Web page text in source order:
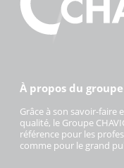
À propos du
Grâce à son savoir-faire
qualité, le Groupe
référence pour les
comme pour le grand